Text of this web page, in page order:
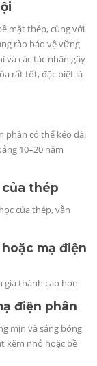
mặt thép, cùng với
rào bảo vệ vững
và các tác nhân gây
rất tốt, đặc biệt là
phân có thể kéo dài
10–20 năm
thép
của thép, vẫn
mạ điện
giá thành cao hơn
điện phân
mịn và sáng bóng
kẽm nhỏ hoặc bề